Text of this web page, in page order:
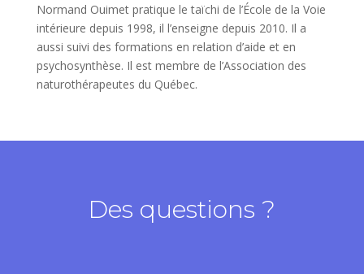
Normand Ouimet pratique le taïchi de l’École de la Voie
intérieure depuis 1998, il l’enseigne depuis 2010. Il a
aussi suivi des formations en relation d’aide et en
psychosynthèse. Il est membre de l’Association des
naturothérapeutes du Québec.
Des questions ?